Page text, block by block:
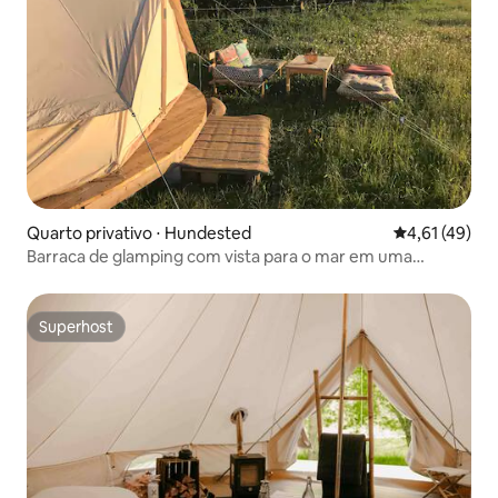
Quarto privativo ⋅ Hundested 4,61 de uma
4,61 (49)
Barraca de glamping com vista para o mar em uma
Superhost
Superhost